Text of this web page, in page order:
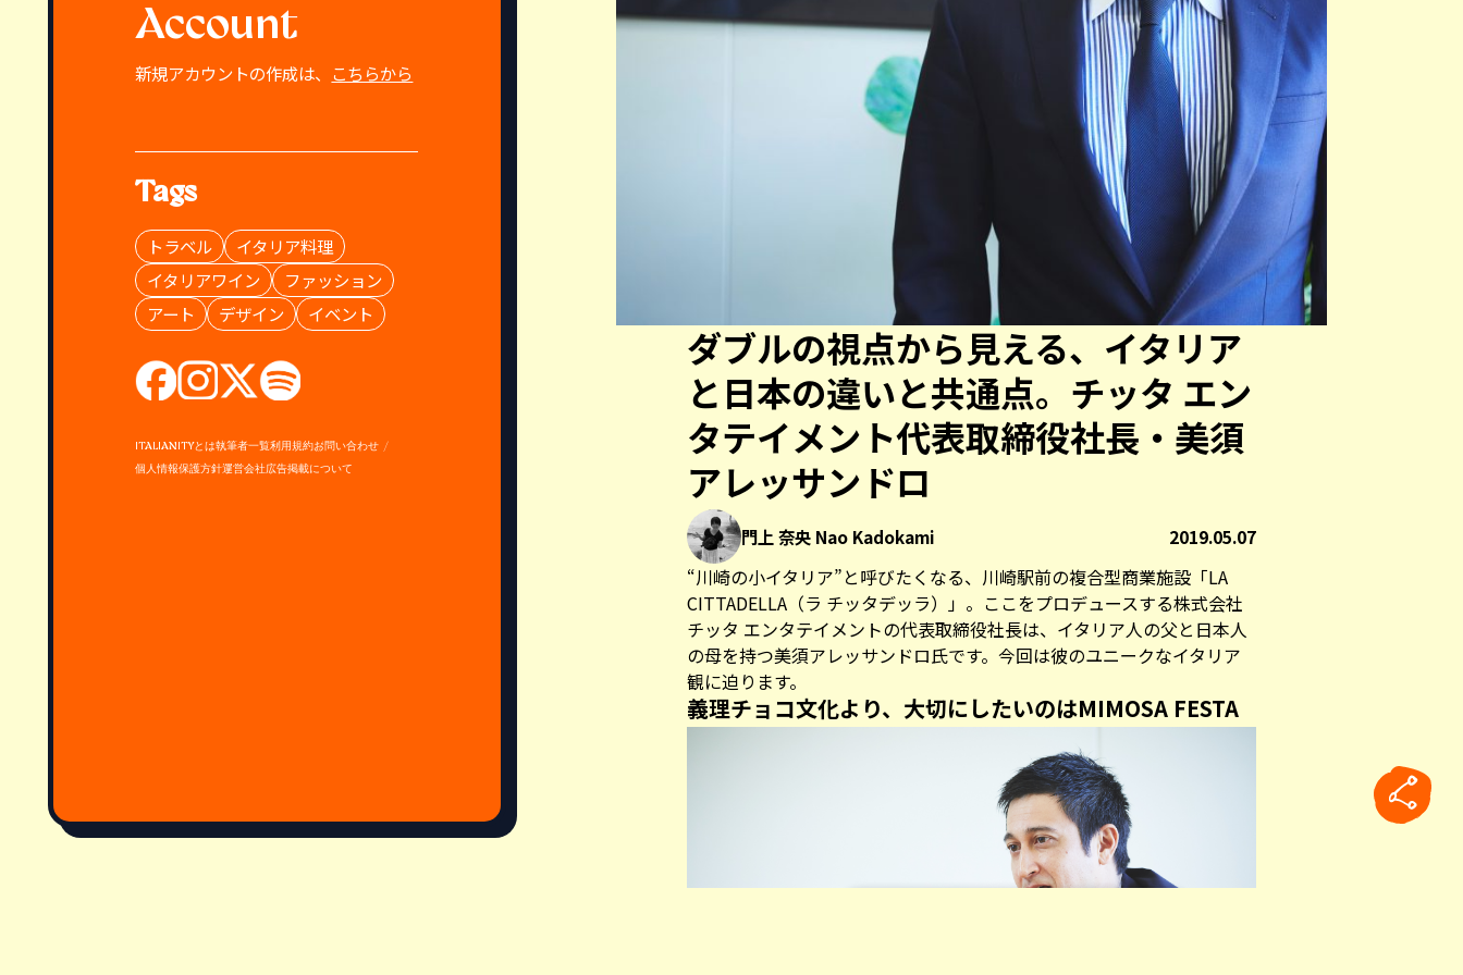
Account
新規アカウントの作成は、 こちらから
Tags
トラベル
イタリア料理
イタリアワイン
ファッション
アート
デザイン イベント
ITALIANITYとは執筆者一覧利用規約お問い合わせ
個人情報保護方針運営会社広告掲載について
ダブルの視点から見える、イタリア
と日本の違いと共通点。チッタ エン
タテイメント代表取締役社長・美須
アレッサンドロ
門上 奈央 Nao Kadokami 2019.05.07
“川崎の小イタリア”と呼びたくなる、川崎駅前の複合型商業施設「LA
CITTADELLA （ラ チッタデッラ）」。ここをプロデュースする株式会社
チッタ エンタテイメントの代表取締役社長は、イタリア人の父と日本人
の母を持つ美須アレッサンドロ氏です。今回は彼のユニークなイタリア
観に迫ります。
義理チョコ文化より、大切にしたいのはMIMOSA FESTA